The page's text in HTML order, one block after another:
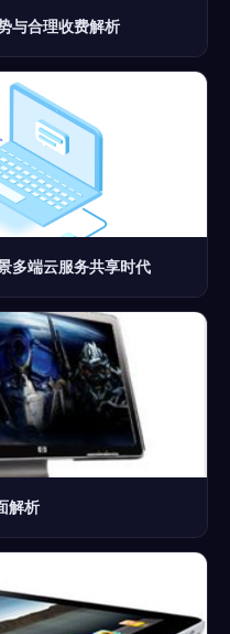
与合理收费解析
多端云服务共享时代
解析